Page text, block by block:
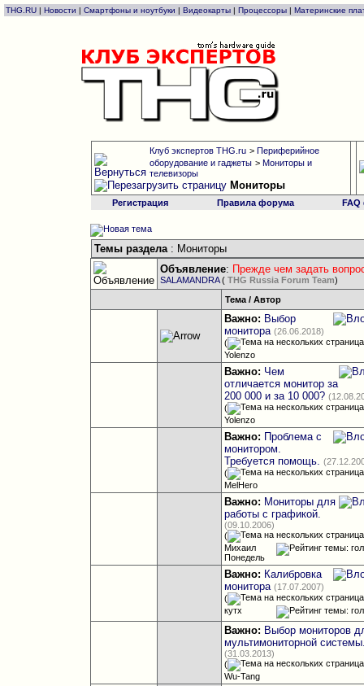
THG.RU | Новости | Смартфоны и ноутбуки | Видеокарты | Процессоры | Материнские
Клуб экспертов THG.ru > Периферийное
оборудование и гаджеты > Мониторы и
телевизоры
Мониторы
Регистрация Правила форума
Темы раздела: Мониторы
Объявление: Прежде чем задать
SALAMANDRA( THG Russia Forum Team)
Тема /Автор
Важно: Выбор
монитора (26.06.2018)
(
Yolenzo
Важно: Чем
отличается монитор за
200 000 и за 10 000?
(
Yolenzo
Важно: Проблема с
монитором.
Требуется помощь.
(
MelHero
Важно: Мониторы для
работы с графикой.
(09.10.2006)
(
Михаил
Понедель
Важно: Калибровка
монитора (17.07.2007)
(
кутх
Важно: Выбор мониторов
мультимониторной
(31.03.2013)
(
Wu-Tang